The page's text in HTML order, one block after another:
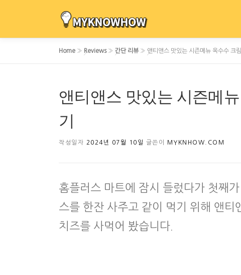
Home » Reviews» 간단 리뷰» 앤티앤스 맛있는 시즌메뉴 옥수수 크
앤티앤스 맛있는 시즌메
기
작성일자 2024년 07월 10일 글쓴이 MYKNHOW.COM
홈플러스 마트에 잠시 들렀다가 첫째
스를 한잔 사주고 같이 먹기 위해 앤티
치즈를 사먹어 봤습니다.